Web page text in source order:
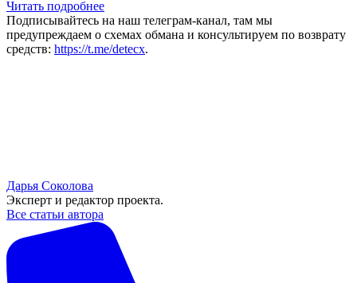
Читать подробнее
Подписывайтесь на наш телеграм-канал, там мы
предупреждаем о схемах обмана и консультируем по возврату
средств: https://t.me/detecx.
Дарья Соколова
Эксперт и редактор проекта.
Все статьи автора